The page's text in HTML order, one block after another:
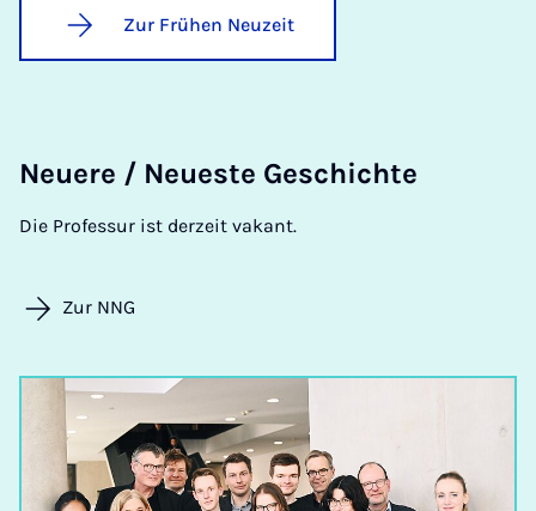
Zur Frühen Neuzeit
Neu­e­re / Neu­es­te Ge­schich­te
Die Professur ist derzeit vakant.
Zur NNG